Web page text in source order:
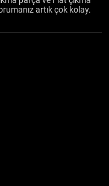
artık çok kolay.